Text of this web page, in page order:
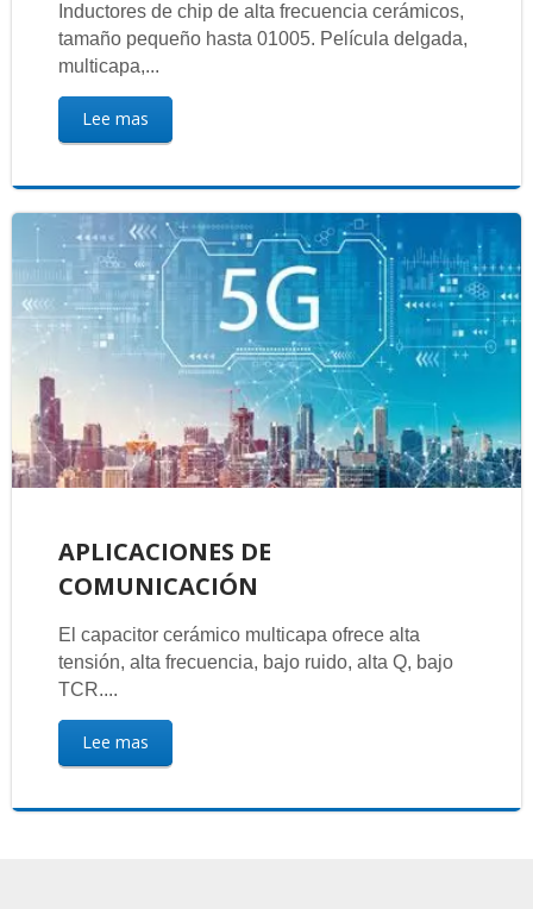
Inductores de chip de alta frecuencia cerámicos,
tamaño pequeño hasta 01005. Película delgada,
multicapa,...
Lee mas
APLICACIONES DE
COMUNICACIÓN
El capacitor cerámico multicapa ofrece alta
tensión, alta frecuencia, bajo ruido, alta Q, bajo
TCR....
Lee mas